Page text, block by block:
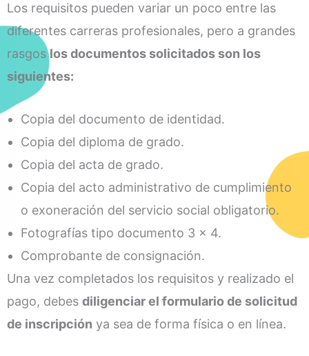
Los requisitos pueden variar un poco entre las
diferentes carreras profesionales, pero a grandes
rasgoslos documentos solicitados son los
siguientes:
Copia del documento de identidad.
Copia del diploma de grado.
Copia del acta de grado.
Copia del acto administrativo de cumplimiento
o exoneración del servicio social obligatorio.
Fotografías tipo documento 3 x 4.
Comprobante de consignación.
Una vez completados los requisitos y realizado el
pago, debes diligenciar el formulario de solicitud
de inscripción ya sea de forma física o en línea.